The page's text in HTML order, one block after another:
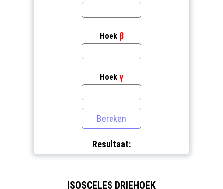
Hoek β
Hoek γ
Resultaat:
ISOSCELES DRIEHOEK